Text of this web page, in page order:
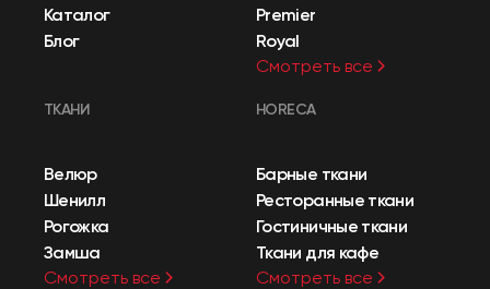
Каталог
Блог
Premier
Royal
Смотреть все
ТКАНИ
Велюр
Шенилл
Рогожка
Замша
Смотреть все
HORECA
Барные ткани
Ресторанные ткани
Гостиничные ткани
Ткани для кафе
Смотреть все